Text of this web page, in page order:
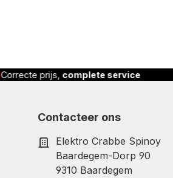
Correcte prijs, complete service
Contacteer ons
Elektro Crabbe Spinoy
Baardegem-Dorp 90
9310 Baardegem